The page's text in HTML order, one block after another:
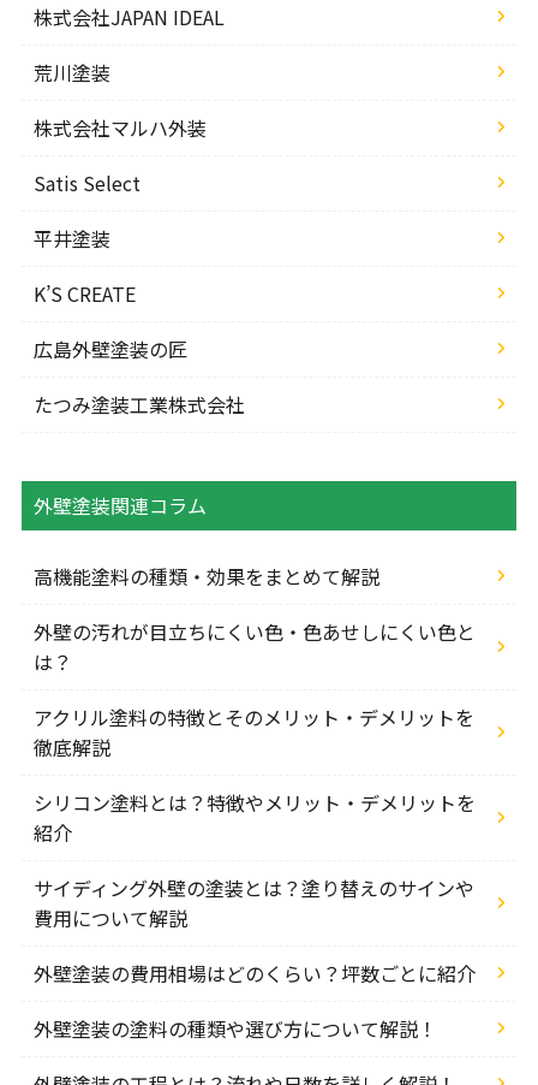
株式会社JAPAN IDEAL
荒川塗装
株式会社マルハ外装
Satis Select
平井塗装
K’S CREATE
広島外壁塗装の匠
たつみ塗装工業株式会社
外壁塗装関連コラム
高機能塗料の種類・効果をまとめて解説
外壁の汚れが目立ちにくい色・色あせしにくい色と
は？
アクリル塗料の特徴とそのメリット・デメリットを
徹底解説
シリコン塗料とは？特徴やメリット・デメリットを
紹介
サイディング外壁の塗装とは？塗り替えのサインや
費用について解説
外壁塗装の費用相場はどのくらい？坪数ごとに紹介
外壁塗装の塗料の種類や選び方について解説！